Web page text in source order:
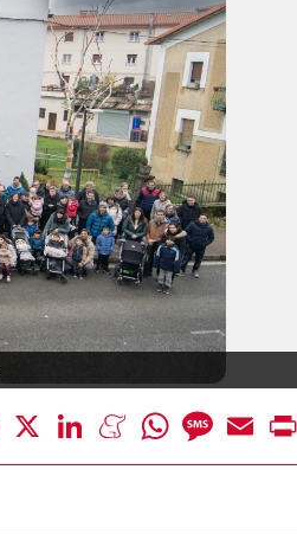
Facebook LinkedInMeneameWhatsAppMessage
Email